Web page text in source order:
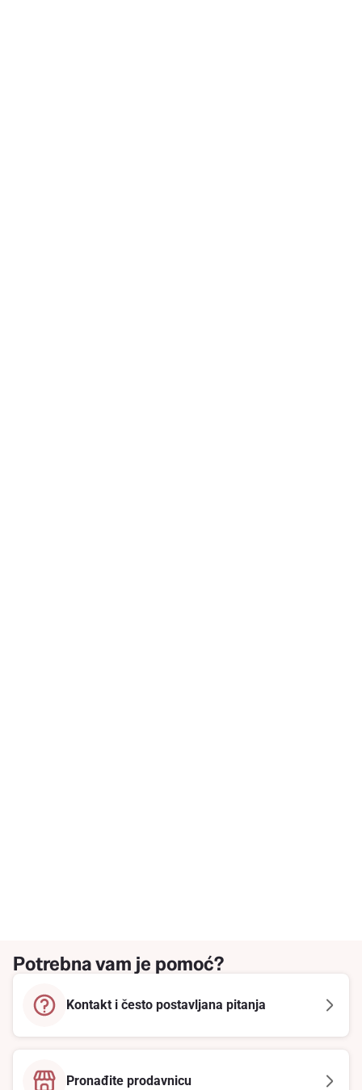
Potrebna vam je pomoć?
Kontakt i često postavljana pitanja
Pronađite prodavnicu